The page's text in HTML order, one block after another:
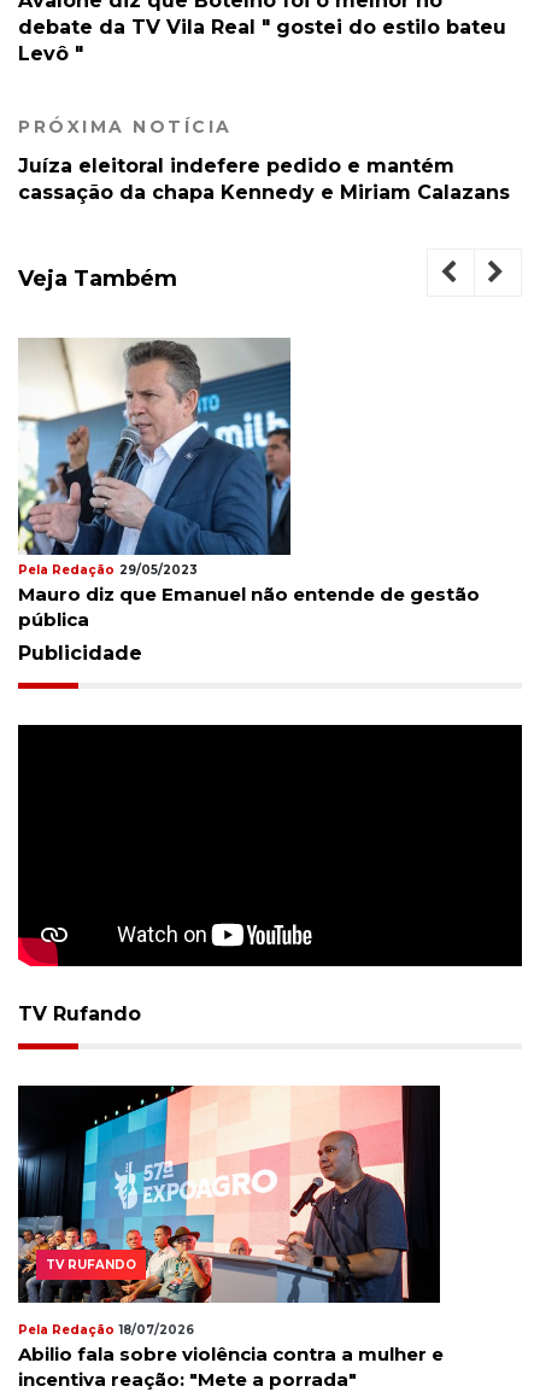
debate da TV Vila Real " gostei do estilo bateu
Levô "
PRÓXIMA NOTÍCIA
Juíza eleitoral indefere pedido e mantém
cassação da chapa Kennedy e Miriam Calazans
Veja Também
Pela Redação 29/05/2023
Mauro diz que Emanuel não entende de gestão
pública
Publicidade
TV Rufando
TV RUFANDO
Pela Redação 18/07/2026
Abilio fala sobre violência contra a mulher e
incentiva reação: "Mete a porrada"